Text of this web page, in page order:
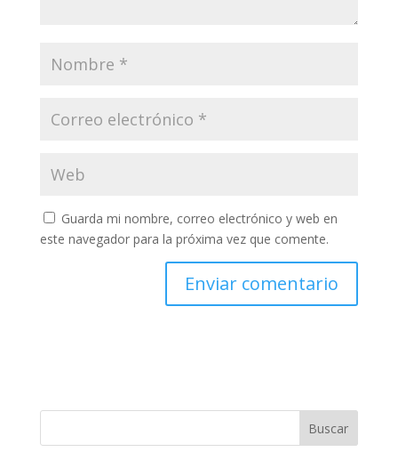
Guarda mi nombre, correo electrónico y web en
este navegador para la próxima vez que comente.
Buscar